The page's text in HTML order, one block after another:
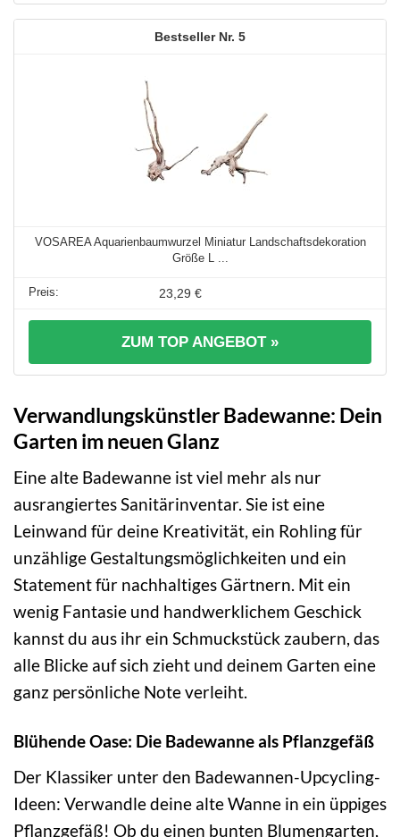
5
VOSAREA Aquarienbaumwurzel Miniatur Landschaftsdekoration
Größe L ...
23,29 €
ZUM TOP ANGEBOT »
Verwandlungskünstler Badewanne: Dein
Garten im neuen Glanz
Eine alte Badewanne ist viel mehr als nur
ausrangiertes Sanitärinventar. Sie ist eine
Leinwand für deine Kreativität, ein Rohling für
unzählige Gestaltungsmöglichkeiten und ein
Statement für nachhaltiges Gärtnern. Mit ein
wenig Fantasie und handwerklichem Geschick
kannst du aus ihr ein Schmuckstück zaubern, das
alle Blicke auf sich zieht und deinem Garten eine
ganz persönliche Note verleiht.
Blühende Oase: Die Badewanne als Pflanzgefäß
Der Klassiker unter den Badewannen-Upcycling-
Ideen: Verwandle deine alte Wanne in ein üppiges
Pflanzgefäß! Ob du einen bunten Blumengarten,